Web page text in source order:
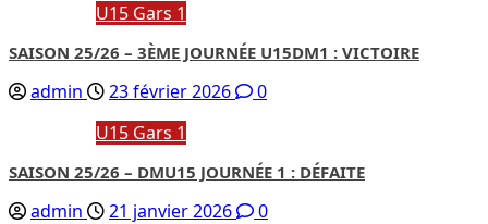
U15 Gars 1
SAISON 25/26 – 3ÈME JOURNÉE U15DM1 : VICTOIRE
admin 23 février 2026
0
U15 Gars 1
SAISON 25/26 – DMU15 JOURNÉE 1 : DÉFAITE
admin 21 janvier 2026
0